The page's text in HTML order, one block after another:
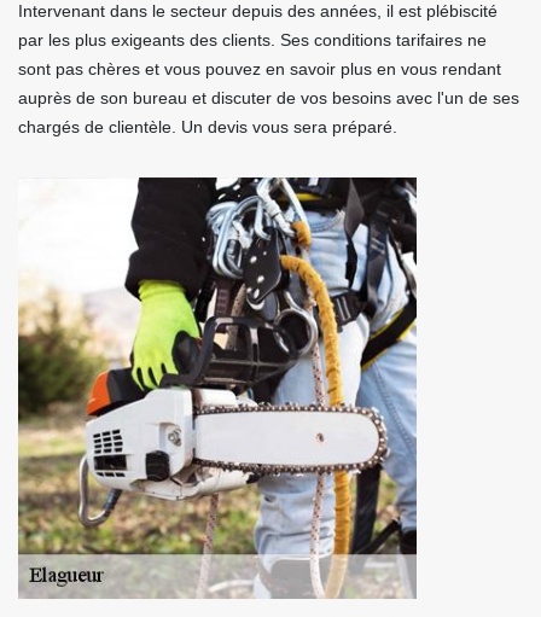
Intervenant dans le secteur depuis des années, il est plébiscité
par les plus exigeants des clients. Ses conditions tarifaires ne
sont pas chères et vous pouvez en savoir plus en vous rendant
auprès de son bureau et discuter de vos besoins avec l'un de ses
chargés de clientèle. Un devis vous sera préparé.